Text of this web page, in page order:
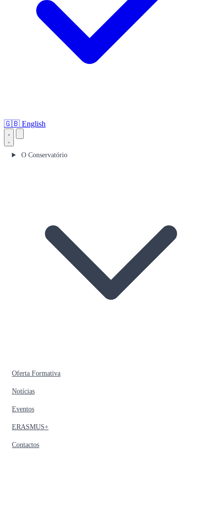
🇬🇧 English
O Conservatório
Oferta Formativa
Notícias
Eventos
ERASMUS+
Contactos